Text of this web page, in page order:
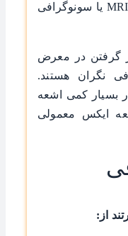
تصویربرداری ‌های تکمیلی مانند MRI یا سونوگرافی
گرفتن در معرض
نگران هستند.
بسیار کمی اشعه
ایکس معمولی
از: